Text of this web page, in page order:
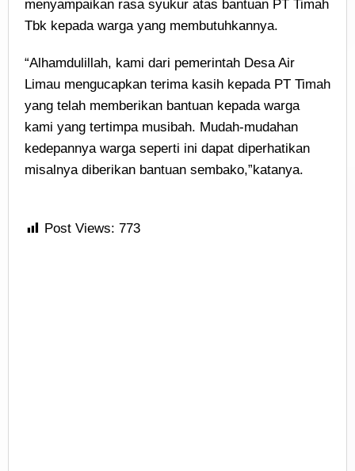
menyampaikan rasa syukur atas bantuan PT Timah
Tbk kepada warga yang membutuhkannya.
“Alhamdulillah, kami dari pemerintah Desa Air
Limau mengucapkan terima kasih kepada PT Timah
yang telah memberikan bantuan kepada warga
kami yang tertimpa musibah. Mudah-mudahan
kedepannya warga seperti ini dapat diperhatikan
misalnya diberikan bantuan sembako,”katanya.
Post Views: 773